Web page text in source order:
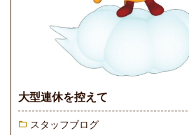
大型連休を控えて
スタッフブログ